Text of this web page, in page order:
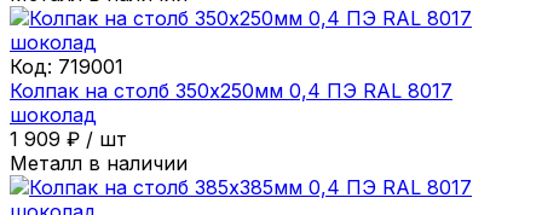
Код: 719001
Колпак на столб 350х250мм 0,4 ПЭ RAL 8017
шоколад
1 909 ₽ / шт
Металл в наличии